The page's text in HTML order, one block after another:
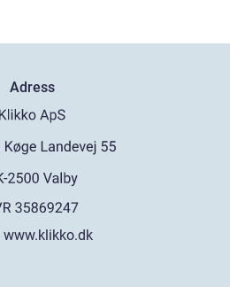
Adress
www.klikko.dk